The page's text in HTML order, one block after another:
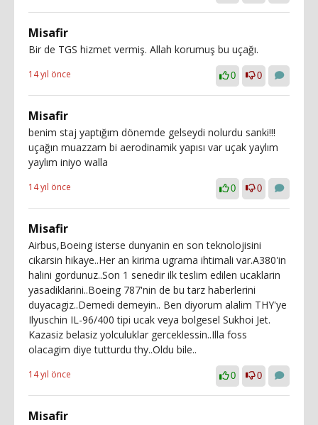
Misafir
Bir de TGS hizmet vermiş. Allah korumuş bu uçağı.
14 yıl önce 0 0
Misafir
benim staj yaptığım dönemde gelseydi nolurdu sanki!!!
uçağın muazzam bi aerodinamik yapısı var uçak yaylım
yaylım iniyo walla
14 yıl önce 0 0
Misafir
Airbus,Boeing isterse dunyanin en son teknolojisini
cikarsin hikaye..Her an kirima ugrama ihtimali var.A380'in
halini gordunuz..Son 1 senedir ilk teslim edilen ucaklarin
yasadiklarini..Boeing 787'nin de bu tarz haberlerini
duyacagiz..Demedi demeyin.. Ben diyorum alalim THY'ye
Ilyuschin IL-96/400 tipi ucak veya bolgesel Sukhoi Jet.
Kazasiz belasiz yolculuklar gerceklessin..Illa foss
olacagim diye tutturdu thy..Oldu bile..
14 yıl önce 0 0
Misafir